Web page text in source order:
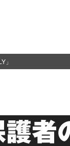
護者
」